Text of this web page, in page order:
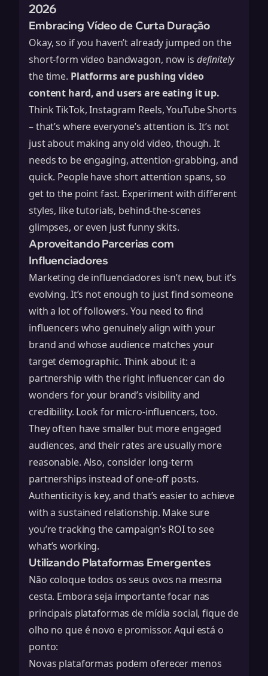
2026
Embracing Vídeo de Curta Duração
Okay, so if you haven’t already jumped on the
short-form video bandwagon, now is definitely
the time. Platforms are pushing video
content hard, and users are eating it up.
Think TikTok, Instagram Reels, YouTube Shorts
– that’s where everyone’s attention is. It’s not
just about making any old video, though. It
needs to be engaging, attention-grabbing, and
quick. People have short attention spans, so
get to the point fast. Experiment with different
styles, like tutorials, behind-the-scenes
glimpses, or even just funny skits.
Aproveitando Parcerias com
Influenciadores
Marketing de influenciadores isn’t new, but it’s
evolving. It’s not enough to just find someone
with a lot of followers. You need to find
influencers who genuinely align with your
brand and whose audience matches your
target demographic. Think about it: a
partnership with the right influencer can do
wonders for your brand’s visibility and
credibility. Look for micro-influencers, too.
They often have smaller but more engaged
audiences, and their rates are usually more
reasonable. Also, consider long-term
partnerships instead of one-off posts.
Authenticity is key, and that’s easier to achieve
with a sustained relationship. Make sure
you’re tracking the campaign’s ROIto see
what’s working.
Utilizando Plataformas Emergentes
Não coloque todos os seus ovos na mesma
cesta. Embora seja importante focar nas
principais plataformas de mídia social, fique de
olho no que é novo e promissor. Aqui está o
ponto:
Novas plataformas podem oferecer menos